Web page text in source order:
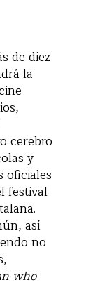
de diez
la
cerebro
y
oficiales
festival
así
no
who